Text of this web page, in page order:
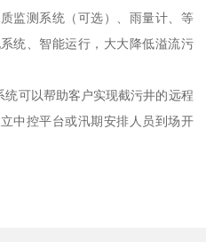
监测系统（可选）、雨量计、等
统、智能运行，大大降低溢流污
统可以帮助客户实现截污井的远程
中控平台或汛期安排人员到场开